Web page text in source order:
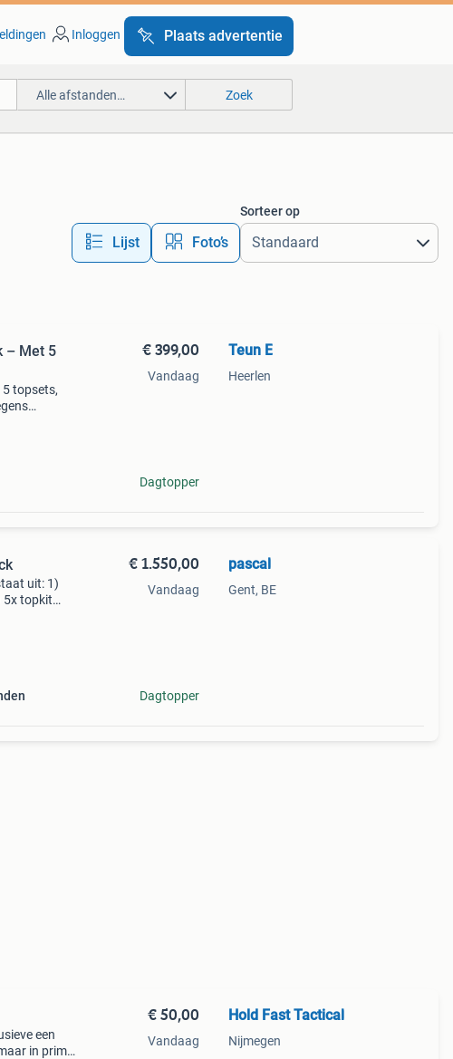
Inloggen Plaats advertentie
Alle afstanden… Zoek
Lijst Foto’s
Sorteer op
– Met 5
topsets,
€ 399,00
Vandaag
Dagtopper
Teun E
Heerlen
uit: 1)
5x topkit
€ 1.550,00
Vandaag
Dagtopper
pascal
Gent, BE
een
in prima
€ 50,00
Vandaag
Hold Fast Tactical
Nijmegen